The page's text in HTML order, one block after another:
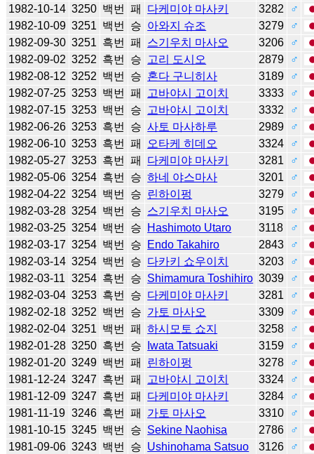
1982-10-14 3250 백번 패 다케미야 마사키 3282
♂
1982-10-09 3251 백번 승 아와지 슈조 3279
♂
1982-09-30 3251 흑번 패 스기우치 마사오 3206
♂
1982-09-02 3252 흑번 승 고리 도시오 2879
♂
1982-08-12 3252 백번 승 혼다 구니히사 3189
♂
1982-07-25 3253 백번 패 고바야시 고이치 3333
♂
1982-07-15 3253 백번 승 고바야시 고이치 3332
♂
1982-06-26 3253 흑번 승 사토 마사하루 2989
♂
1982-06-10 3253 흑번 패 오타케 히데오 3324
♂
1982-05-27 3253 흑번 패 다케미야 마사키 3281
♂
1982-05-06 3254 흑번 승 하네 야스마사 3201
♂
1982-04-22 3254 백번 승 린하이펑 3279
♂
1982-03-28 3254 백번 승 스기우치 마사오 3195
♂
1982-03-25 3254 백번 승 Hashimoto Utaro 3118
♂
1982-03-17 3254 백번 승 Endo Takahiro 2843
♂
1982-03-14 3254 백번 승 다카키 쇼우이치 3203
♂
1982-03-11 3254 흑번 승 Shimamura Toshihiro 3039
♂
1982-03-04 3253 흑번 승 다케미야 마사키 3281
♂
1982-02-18 3252 백번 승 가토 마사오 3309
♂
1982-02-04 3251 백번 패 하시모토 쇼지 3258
♂
1982-01-28 3250 흑번 승 Iwata Tatsuaki 3159
♂
1982-01-20 3249 백번 패 린하이펑 3278
♂
1981-12-24 3247 흑번 패 고바야시 고이치 3324
♂
1981-12-09 3247 흑번 패 다케미야 마사키 3284
♂
1981-11-19 3246 흑번 패 가토 마사오 3310
♂
1981-10-15 3245 백번 승 Sekine Naohisa 2786
♂
1981-09-06 3243 백번 승 Ushinohama Satsuo 3126
♂